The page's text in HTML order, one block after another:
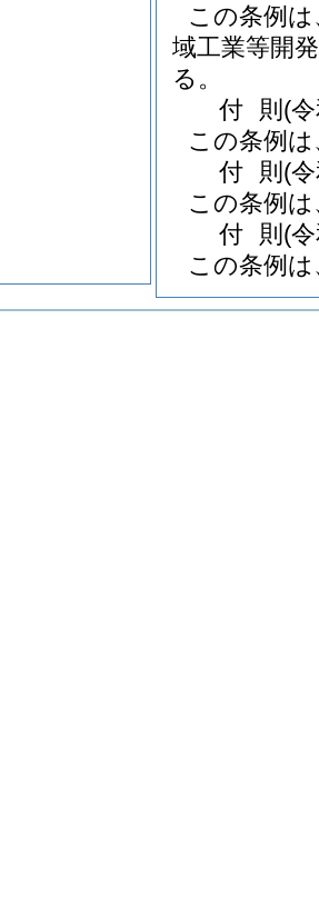
この条例
域工業等開
る。
付 則 (
この条例
付 則 (
この条例
付 則 (
この条例